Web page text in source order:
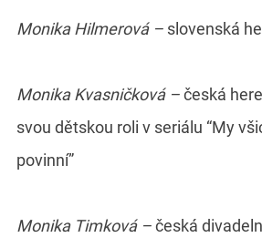
Monika Hilmerová – slovenská
Monika Kvasničková –česká
svou dětskou roli v seriálu “My
povinní”
Monika Timková –česká